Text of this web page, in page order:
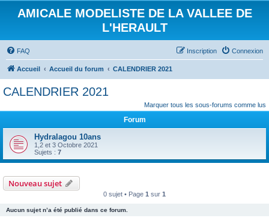
AMICALE MODELISTE DE LA VALLEE DE
L'HERAULT
FAQ Connexion
Inscription
Accueil Accueil du forum CALENDRIER 2021
CALENDRIER 2021
Marquer tous les sous-forums comme lus
Forum
Hydralagou 10ans
1,2 et 3 Octobre 2021
Sujets : 7
Nouveau sujet
0 sujet • Page 1 sur 1
Aucun sujet n’a été publié dans ce forum.